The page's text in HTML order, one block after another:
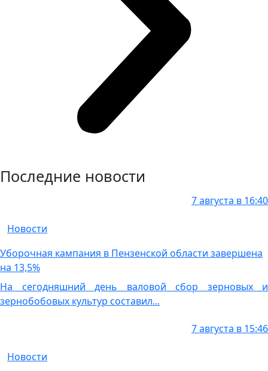
Последние новости
7 августа в 16:40
Новости
Уборочная кампания в Пензенской области завершена
на 13,5%
На сегодняшний день валовой сбор зерновых и
зернобобовых культур составил...
7 августа в 15:46
Новости